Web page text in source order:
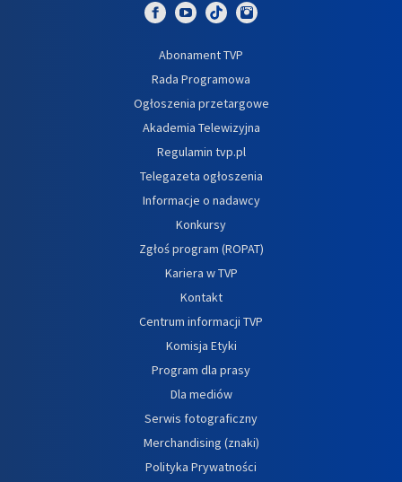
Abonament TVP
Rada Programowa
Ogłoszenia przetargowe
Akademia Telewizyjna
Regulamin tvp.pl
Telegazeta ogłoszenia
Informacje o nadawcy
Konkursy
Zgłoś program (ROPAT)
Kariera w TVP
Kontakt
Centrum informacji TVP
Komisja Etyki
Program dla prasy
Dla mediów
Serwis fotograficzny
Merchandising (znaki)
Polityka Prywatności